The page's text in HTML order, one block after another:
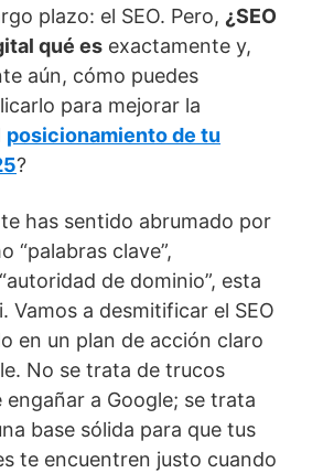
plazo: el SEO. Pero, ¿SEO
qué es exactamente y,
aún, cómo puedes
para mejorar la
posicionamiento de tu
?
has sentido abrumado por
“palabras clave”,
de dominio”, esta
Vamos a desmitificar el SEO
en un plan de acción claro
No se trata de trucos
engañar a Google; se trata
base sólida para que tus
te encuentren justo cuando